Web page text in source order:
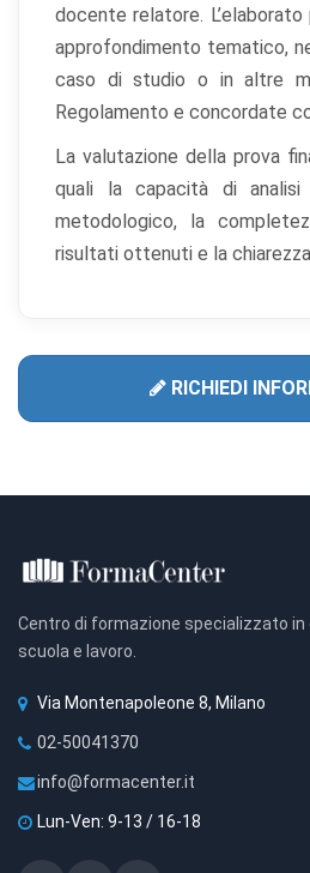
docente relatore.
approfondimento tematico,
caso di studio o in altre
Regolamento e concordate
La valutazione della prova
quali la capacità di
metodologico, la
risultati ottenuti e la
RICHIEDI
Centro di formazione specializzato
scuola e lavoro.
Via Montenapoleone 8, Milano
02-50041370
info@formacenter.it
Lun-Ven: 9-13 / 16-18